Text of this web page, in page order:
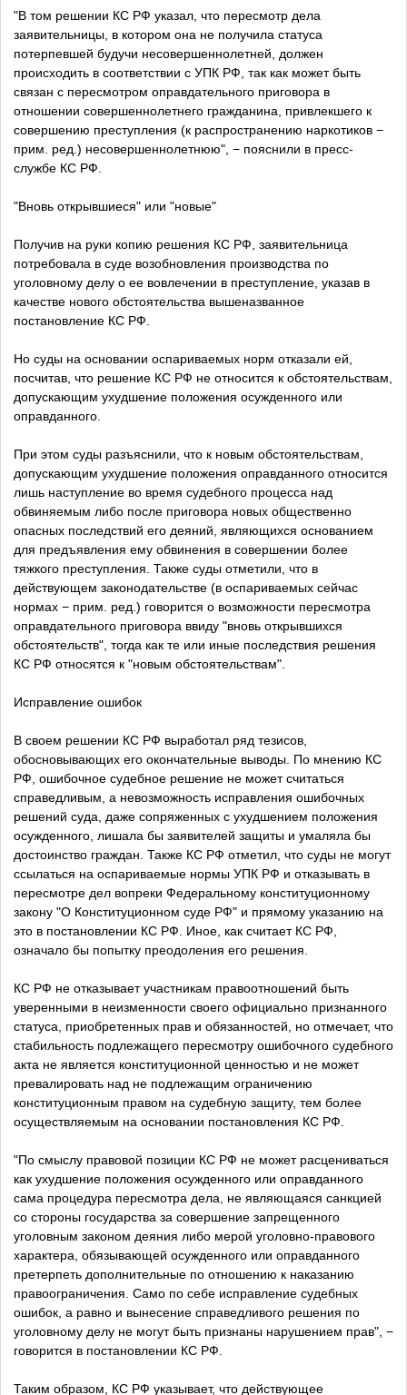
"В том решении КС РФ указал, что пересмотр дела
заявительницы, в котором она не получила статуса
потерпевшей будучи несовершеннолетней, должен
происходить в соответствии с УПК РФ, так как может быть
связан с пересмотром оправдательного приговора в
отношении совершеннолетнего гражданина, привлекшего к
совершению преступления (к распространению наркотиков −
прим. ред.) несовершеннолетнюю", − пояснили в пресс-
службе КС РФ.
"Вновь открывшиеся" или "новые"
Получив на руки копию решения КС РФ, заявительница
потребовала в суде возобновления производства по
уголовному делу о ее вовлечении в преступление, указав в
качестве нового обстоятельства вышеназванное
постановление КС РФ.
Но суды на основании оспариваемых норм отказали ей,
посчитав, что решение КС РФ не относится к обстоятельствам,
допускающим ухудшение положения осужденного или
оправданного.
При этом суды разъяснили, что к новым обстоятельствам,
допускающим ухудшение положения оправданного относится
лишь наступление во время судебного процесса над
обвиняемым либо после приговора новых общественно
опасных последствий его деяний, являющихся основанием
для предъявления ему обвинения в совершении более
тяжкого преступления. Также суды отметили, что в
действующем законодательстве (в оспариваемых сейчас
нормах − прим. ред.) говорится о возможности пересмотра
оправдательного приговора ввиду "вновь открывшихся
обстоятельств", тогда как те или иные последствия решения
КС РФ относятся к "новым обстоятельствам".
Исправление ошибок
В своем решении КС РФ выработал ряд тезисов,
обосновывающих его окончательные выводы. По мнению КС
РФ, ошибочное судебное решение не может считаться
справедливым, а невозможность исправления ошибочных
решений суда, даже сопряженных с ухудшением положения
осужденного, лишала бы заявителей защиты и умаляла бы
достоинство граждан. Также КС РФ отметил, что суды не могут
ссылаться на оспариваемые нормы УПК РФ и отказывать в
пересмотре дел вопреки Федеральному конституционному
закону "О Конституционном суде РФ" и прямому указанию на
это в постановлении КС РФ. Иное, как считает КС РФ,
означало бы попытку преодоления его решения.
КС РФ не отказывает участникам правоотношений быть
уверенными в неизменности своего официально признанного
статуса, приобретенных прав и обязанностей, но отмечает, что
стабильность подлежащего пересмотру ошибочного судебного
акта не является конституционной ценностью и не может
превалировать над не подлежащим ограничению
конституционным правом на судебную защиту, тем более
осуществляемым на основании постановления КС РФ.
"По смыслу правовой позиции КС РФ не может расцениваться
как ухудшение положения осужденного или оправданного
сама процедура пересмотра дела, не являющаяся санкцией
со стороны государства за совершение запрещенного
уголовным законом деяния либо мерой уголовно-правового
характера, обязывающей осужденного или оправданного
претерпеть дополнительные по отношению к наказанию
правоограничения. Само по себе исправление судебных
ошибок, а равно и вынесение справедливого решения по
уголовному делу не могут быть признаны нарушением прав", −
говорится в постановлении КС РФ.
Таким образом, КС РФ указывает, что действующее